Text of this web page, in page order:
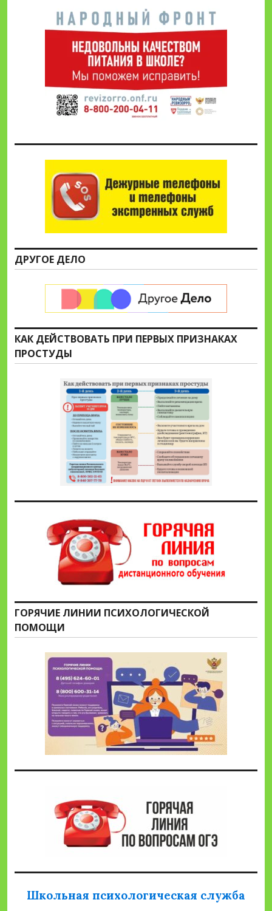
ДРУГОЕ ДЕЛО
КАК ДЕЙСТВОВАТЬ ПРИ ПЕРВЫХ ПРИЗНАКАХ
ПРОСТУДЫ
ГОРЯЧИЕ ЛИНИИ ПСИХОЛОГИЧЕСКОЙ
ПОМОЩИ
Школьная психологическая служба